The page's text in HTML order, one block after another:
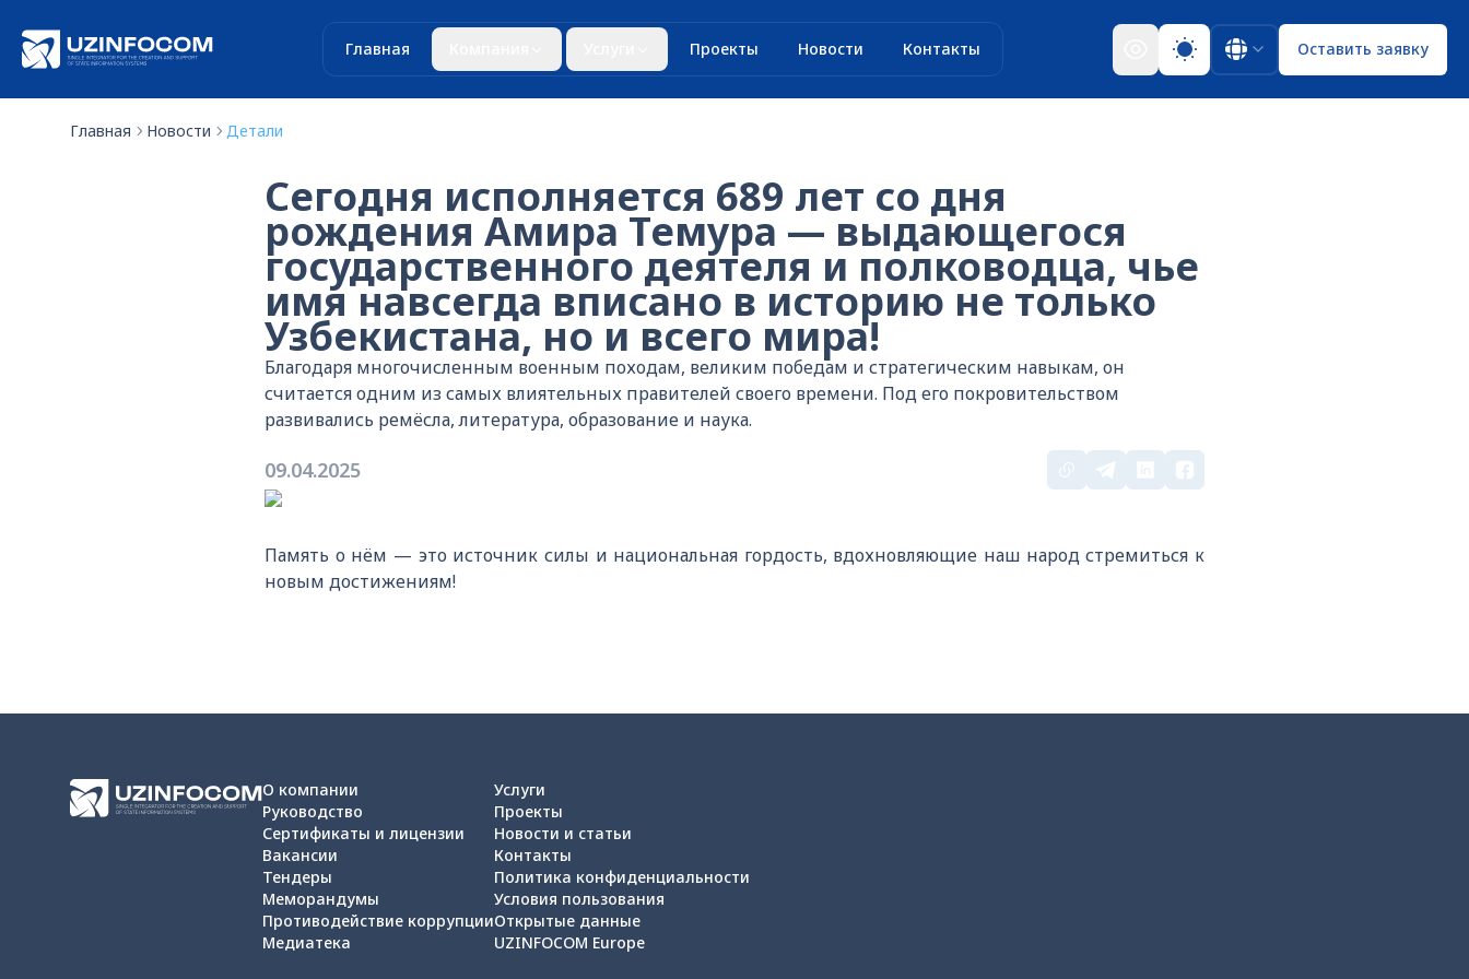
Главная Проекты Новости Контакты Оставить заявку
Главная Новости Детали
Сегодня исполняется 689 лет со дня
рождения Амира Темура — выдающегося
государственного деятеля и полководца, чье
имя навсегда вписано в историю не только
Узбекистана, но и всего мира!
Благодаря многочисленным военным походам, великим победам и стратегическим навыкам, он
считается одним из самых влиятельных правителей своего времени. Под его покровительством
развивались ремёсла, литература, образование и наука.
09.04.2025
Память о нём — это источник силы и национальная гордость, вдохновляющие наш народ стремиться к
новым достижениям!
О компании
Руководство
Сертификаты и лицензии
Вакансии
Тендеры
Меморандумы
Противодействие коррупции
Медиатека
Услуги
Проекты
Новости и статьи
Контакты
Политика конфиденциальности
Условия пользования
Открытые данные
UZINFOCOM Europe